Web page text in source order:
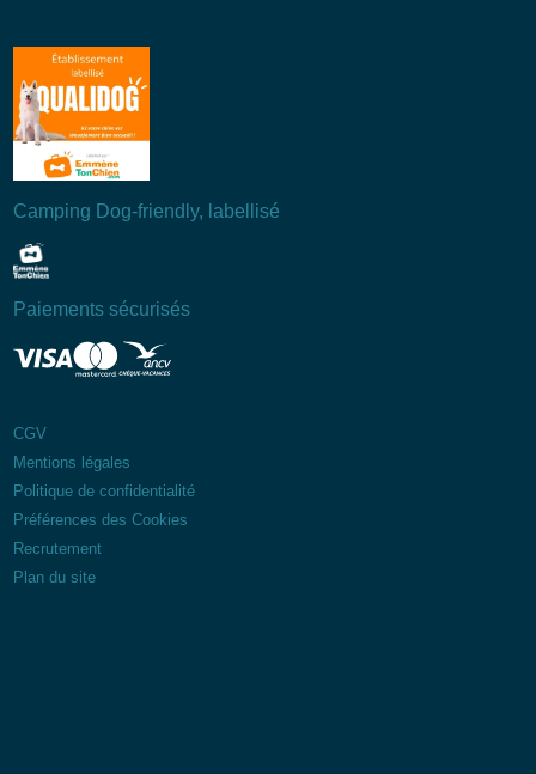
Camping Dog-friendly, labellisé
Paiements sécurisés
CGV
Mentions légales
Politique de confidentialité
Préférences des Cookies
Recrutement
Plan du site